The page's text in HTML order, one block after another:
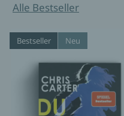
Alle Bestseller
Bestseller Neu